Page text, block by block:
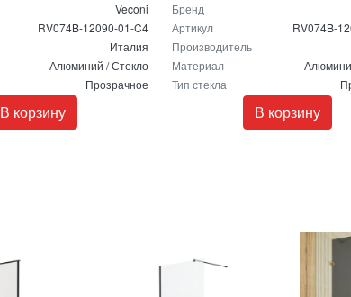
Veconi
RV074B-12090-01-C4
Италия
Алюминий / Стекло
Прозрачное
В корзину
Бренд
Артикул
RV074B-
Производитель
Материал
Тип стекла
В корзину